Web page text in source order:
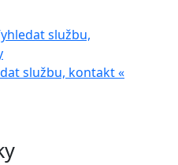
službu,
službu, kontakt«